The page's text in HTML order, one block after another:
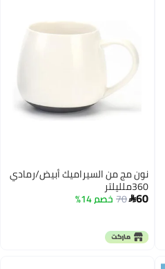
نون مج من السيراميك أبيض/رمادي
360ملليلتر
60
70 خصم 14%